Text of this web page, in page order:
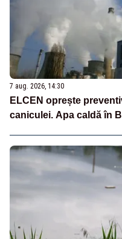
7 aug. 2026, 14:30
ELCEN oprește
caniculei. Apa caldă în